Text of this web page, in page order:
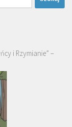
i Rzymianie” –